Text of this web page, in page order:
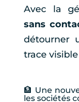
Avec la
sans
détourner
trace
🏦 Une
les sociétés